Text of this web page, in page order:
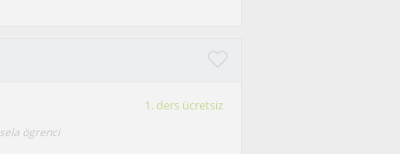
1. ders ücretsiz
ögrenci